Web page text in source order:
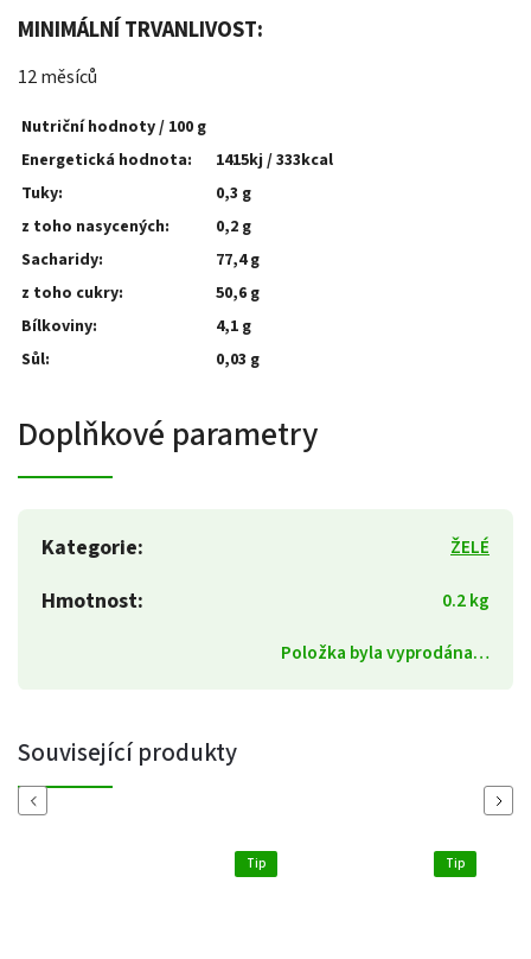
MINIMÁLNÍ TRVANLIVOST:
12 měsíců
Nutriční hodnoty / 100 g
Energetická hodnota:
1415kj / 333kcal
Tuky:
0,3 g
z toho nasycených:
0,2 g
Sacharidy:
77,4 g
z toho cukry:
50,6 g
Bílkoviny:
4,1 g
Sůl:
0,03 g
Doplňkové parametry
Kategorie: ŽELÉ
Hmotnost:
0.2 kg
Položka byla vyprodána…
Související produkty
Previous
Tip Tip
Next